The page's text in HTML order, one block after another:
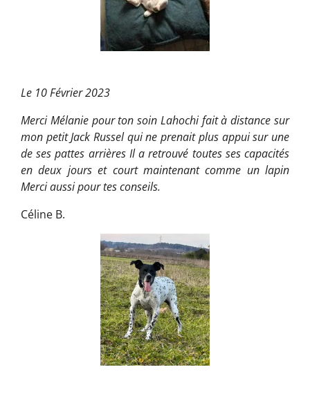
Le 10 Février 2023
Merci Mélanie pour ton soin Lahochi fait à distance sur
mon petit Jack Russel qui ne prenait plus appui sur une
de ses pattes arrières Il a retrouvé toutes ses capacités
en deux jours et court maintenant comme un lapin
Merci aussi pour tes conseils.
Céline B.